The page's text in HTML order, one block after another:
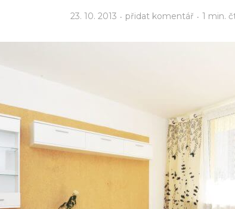
23. 10. 2013 přidat komentář 1 min.